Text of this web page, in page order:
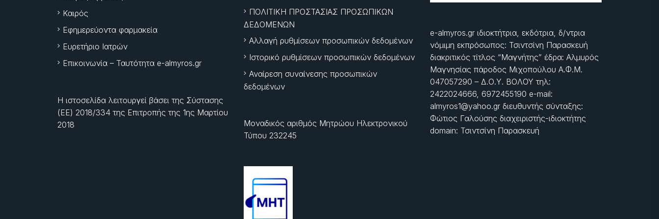
Καιρός
Εφημερεύοντα φαρμακεία
Ευρετήριο Ιατρών
Επικοινωνία – Ταυτότητα e-almyros.gr
Η ιστοσελίδα λειτουργεί βάσει της Σύστασης
(ΕΕ) 2018/334 της Επιτροπής της 1ης Μαρτίου
2018
ΠΟΛΙΤΙΚΗ ΠΡΟΣΤΑΣΙΑΣ ΠΡΟΣΩΠΙΚΩΝ
ΔΕΔΟΜΕΝΩΝ
Αλλαγή ρυθμίσεων προσωπικών δεδομένων
Ιστορικό ρυθμίσεων προσωπικών δεδομένων
Αναίρεση συναίνεσης προσωπικών
δεδομένων
Μοναδικός αριθμός Μητρώου Ηλεκτρονικού
Τύπου 232245
e-almyros.gr ιδιοκτήτρια, εκδότρια, δ/ντρια
νόμιμη εκπρόσωπος: Τσιντσίνη Παρασκευή
διακριτικός τίτλος “Μαγνήτης” έδρα: Αλμυρός
Μαγνησίας πάροδος Μιχοπούλου Α.Φ.Μ.
047057290 – Δ.Ο.Υ. ΒΟΛΟΥ τηλ:
2422024666, 6972455190 e-mail:
almyros1@yahoo.gr διευθυντής σύνταξης:
Φώτιος Γαλούσης διαχειριστής-ιδιοκτήτης
domain: Τσιντσίνη Παρασκευή